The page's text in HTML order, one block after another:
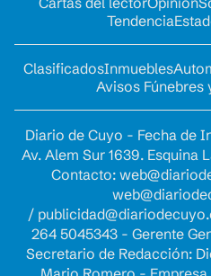
Tendencia
ClasificadosInmuebles
Avisos Fúnebres
Diario de Cuyo - Fecha de
Av. Alem Sur 1639. Esquina
Contacto:
/
264 5045343 - Gerente
Secretario de Redacción: